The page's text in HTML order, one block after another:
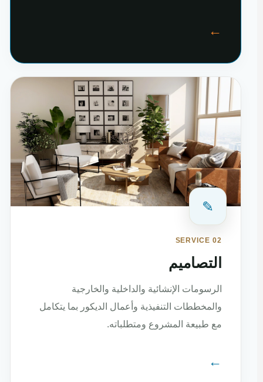
←
✎
SERVICE 02
التصاميم
الرسومات الإنشائية والداخلية والخارجية
والمخططات التنفيذية وأعمال الديكور بما يتكامل
مع طبيعة المشروع ومتطلباته.
←